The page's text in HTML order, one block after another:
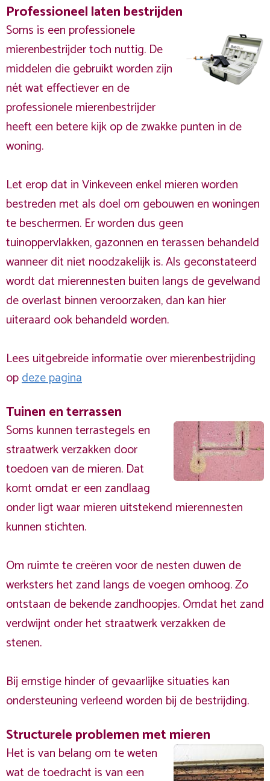
Professioneel laten bestrijden
Soms is een professionele
mierenbestrijder toch nuttig. De
middelen die gebruikt worden zijn
nét wat effectiever en de
professionele mierenbestrijder
heeft een betere kijk op de zwakke punten in de
woning.
Let erop dat in Vinkeveen enkel mieren worden
bestreden met als doel om gebouwen en woningen
te beschermen. Er worden dus geen
tuinoppervlakken, gazonnen en terassen behandeld
wanneer dit niet noodzakelijk is. Als geconstateerd
wordt dat mierennesten buiten langs de gevelwand
de overlast binnen veroorzaken, dan kan hier
uiteraard ook behandeld worden.
Lees uitgebreide informatie over mierenbestrijding
opdeze pagina
Tuinen en terrassen
Soms kunnen terrastegels en
straatwerk verzakken door
toedoen van de mieren. Dat
komt omdat er een zandlaag
onder ligt waar mieren uitstekend mierennesten
kunnen stichten.
Om ruimte te creëren voor de nesten duwen de
werksters het zand langs de voegen omhoog. Zo
ontstaan de bekende zandhoopjes. Omdat het zand
verdwijnt onder het straatwerk verzakken de
stenen.
Bij ernstige hinder of gevaarlijke situaties kan
ondersteuning verleend worden bij de bestrijding.
Structurele problemen met mieren
Het is van belang om te weten
wat de toedracht is van een